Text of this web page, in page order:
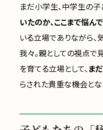
まだ小学生、中学生の子
いたのか、ここまで悩ん
いる立場でありながら、
我々。親としての視点で
を育てる立場として、 ま
らされた貴重な機会とな